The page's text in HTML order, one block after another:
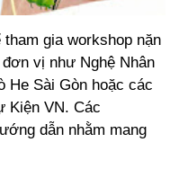
gia workshop nặn
vị như Nghệ Nhân
He Sài Gòn hoặc các
Kiện VN. Các
dẫn nhằm mang